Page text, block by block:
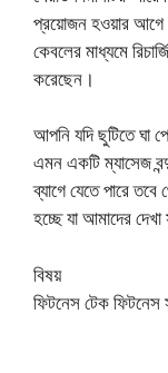
প্রয়োজন হওয়ার আগে
কেবলের মাধ্যমে
করেছেন।
আপনি যদি ছুটিতে ঘা
এমন একটি ম্যাসেজ
ব্যাগে যেতে পারে
হচ্ছে যা আমাদের
বিষয়
ফিটনেস টেক ফিটনেস